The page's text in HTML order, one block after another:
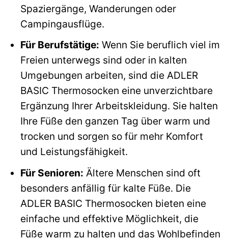
Spaziergänge, Wanderungen oder
Campingausflüge.
Für Berufstätige: Wenn Sie beruflich viel im
Freien unterwegs sind oder in kalten
Umgebungen arbeiten, sind die ADLER
BASIC Thermosocken eine unverzichtbare
Ergänzung Ihrer Arbeitskleidung. Sie halten
Ihre Füße den ganzen Tag über warm und
trocken und sorgen so für mehr Komfort
und Leistungsfähigkeit.
Für Senioren: Ältere Menschen sind oft
besonders anfällig für kalte Füße. Die
ADLER BASIC Thermosocken bieten eine
einfache und effektive Möglichkeit, die
Füße warm zu halten und das Wohlbefinden